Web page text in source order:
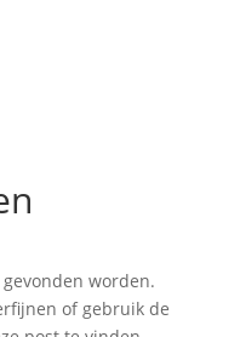
worden.
of gebruik de